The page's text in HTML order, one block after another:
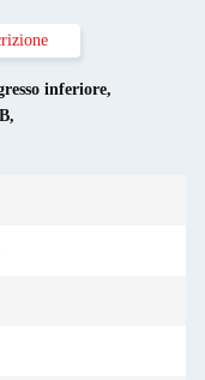
inferiore,
,